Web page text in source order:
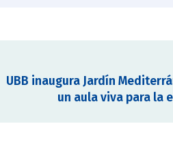
UBB inaugura Jardín
un aula viva para la